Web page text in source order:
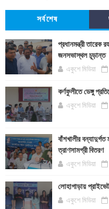
সর্বশেষ
প্রধানমন্ত্রী তারেক
জনসভাস্থল চূড়ান্ত
একুশে মিডিয়া
কর্ণফুলীতে ডেঙ্গু
একুশে মিডিয়া
বাঁশখালীর
ত্রাণসামগ্রী বিতরণ
একুশে মিডিয়া
লোহাগাড়ায়
একুশে মিডিয়া